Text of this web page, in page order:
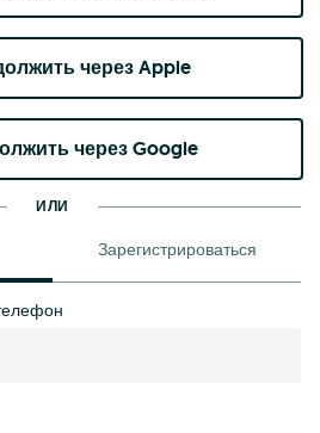
через Apple
через Google
ИЛИ
Зарегистрироваться